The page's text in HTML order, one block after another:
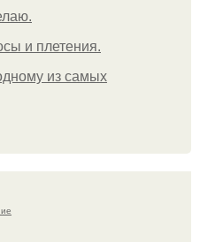
и плетения.
из самых